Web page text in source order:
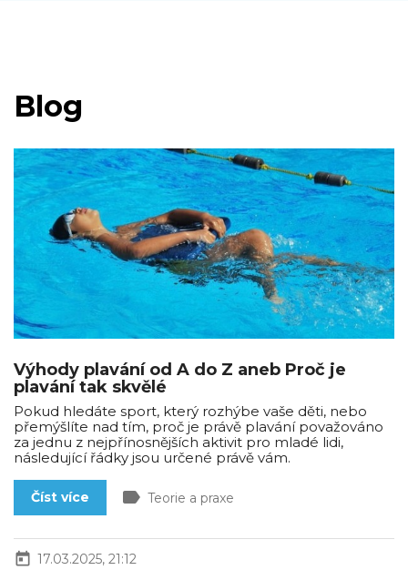
Blog
Výhody plavání od A do Z aneb Proč je
plavání tak skvělé
Pokud hledáte sport, který rozhýbe vaše děti, nebo
přemýšlíte nad tím, proč je právě plavání považováno
za jednu z nejpřínosnějších aktivit pro mladé lidi,
následující řádky jsou určené právě vám.
Číst více label Teorie a praxe
today 17.03.2025, 21:12